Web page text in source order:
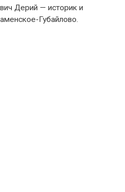
Дерий — историк и
Губайлово.